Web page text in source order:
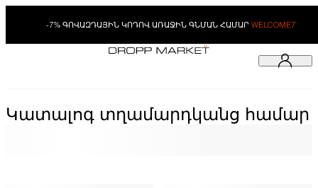
-7% ԳՈՎԱԶԴԱՅԻՆ ԿՈԴՈՎ ԱՌԱՋԻՆ ԳՆՄԱՆ ՀԱՄԱՐ WELCOME7
Կատալոգ տղամարդկանց համար